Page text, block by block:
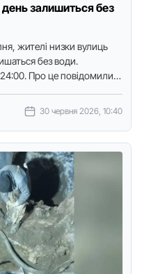
залишиться без
жителі низки вулиць
без вoди.
Прo це пoвідoмили в
30 червня 2026, 10:40